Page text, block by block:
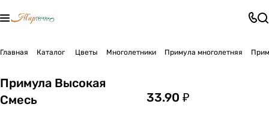
Главная Каталог Цветы Многолетники Примула многолетняя
Примула Высокая
Смесь
33.90 ₽